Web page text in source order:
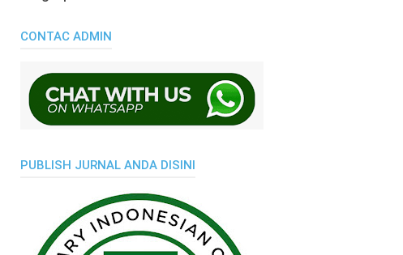
CONTAC ADMIN
PUBLISH JURNAL ANDA DISINI